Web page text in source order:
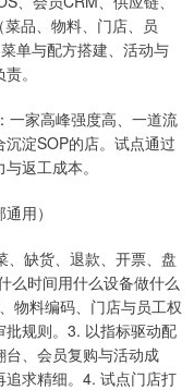
品、物料、门店、员
单与配方搭建、活动与
。
一家高峰强度高、一道流
淀SOP的店。试点通过
返工成本。
用）
、缺货、退款、开票、盘
么时间用什么设备做什么
物料编码、门店与员工权
规则。3. 以指标驱动配
、会员复购与活动成
求精细。4. 试点门店打